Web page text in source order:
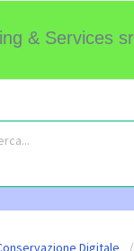
& Services srl
Digitale